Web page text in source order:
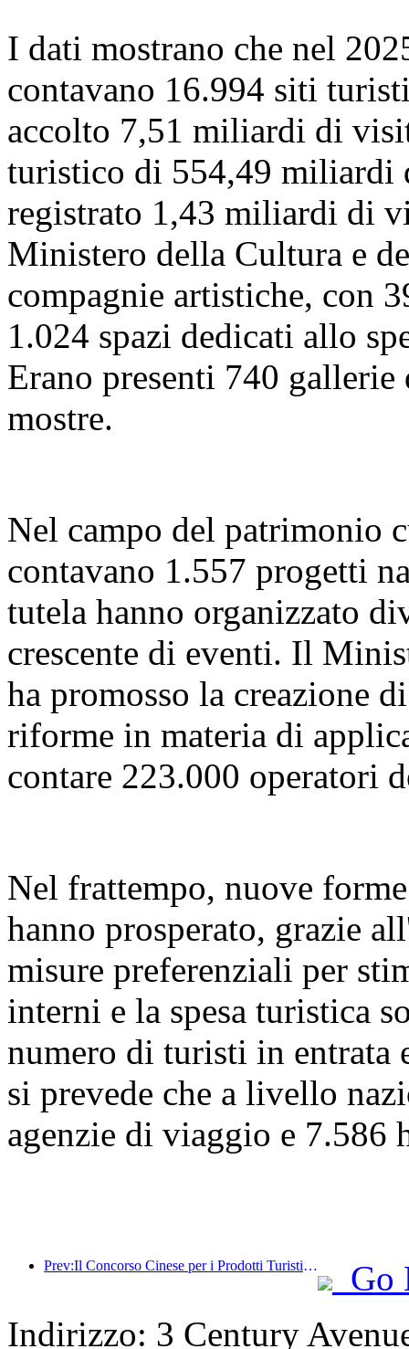
I dati mostrano che nel
contavano 16.994 siti
accolto 7,51 miliardi di
turistico di 554,49 miliardi
registrato 1,43 miliardi di
Ministero della Cultura e
compagnie artistiche, con
1.024 spazi dedicati allo
Erano presenti 740
mostre.
Nel campo del patrimonio
contavano 1.557 progetti
tutela hanno organizzato
crescente di eventi. Il
ha promosso la creazione
riforme in materia di
contare 223.000 operatori
Nel frattempo, nuove
hanno prosperato, grazie
misure preferenziali per
interni e la spesa turistica
numero di turisti in entrata
si prevede che a livello
agenzie di viaggio e 7.586
Prev:Il Concorso Cinese per i Prodotti Turistici si è svolto con successo a Xiangtan, nello Hunan.
Go
Indirizzo: 3 Century